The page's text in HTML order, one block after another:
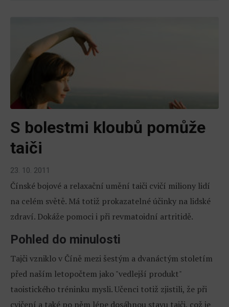
S bolestmi kloubů pomůže
taiči
23. 10. 2011
Čínské bojové a relaxační umění taiči cvičí miliony lidí
na celém světě. Má totiž prokazatelné účinky na lidské
zdraví. Dokáže pomoci i při revmatoidní artritidě.
Pohled do minulosti
Tajči vzniklo v Číně mezi šestým a dvanáctým stoletím
před naším letopočtem jako "vedlejší produkt"
taoistického tréninku mysli. Učenci totiž zjistili, že při
cvičení a také po něm lépe dosáhnou stavu taiči, což je